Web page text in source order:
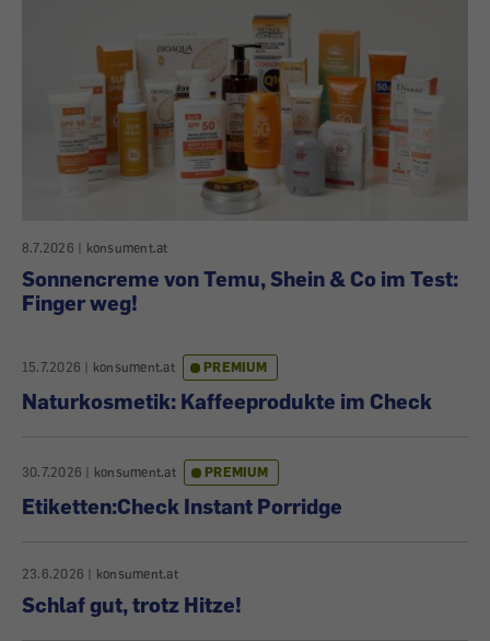
8.7.2026 | konsument.at
Sonnencreme von Temu, Shein & Co im Test:
Finger weg!
15.7.2026 | konsument.at PREMIUM
Naturkosmetik: Kaffeeprodukte im Check
30.7.2026 | konsument.at PREMIUM
Etiketten:Check Instant Porridge
23.6.2026 | konsument.at
Schlaf gut, trotz Hitze!